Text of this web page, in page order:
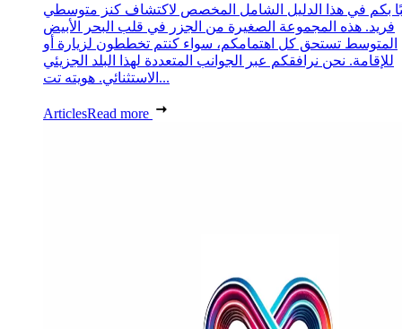
بكم في هذا الدليل الشامل المخصص لاكتشاف كنز متوسطي
فريد. هذه المجموعة الصغيرة من الجزر في قلب البحر الأبيض
المتوسط تستحق كل اهتمامكم، سواء كنتم تخططون لزيارة أو
للإقامة. نحن نرافقكم عبر الجوانب المتعددة لهذا البلد الجزيئي
الاستثنائي. هويته تت...
ArticlesRead more